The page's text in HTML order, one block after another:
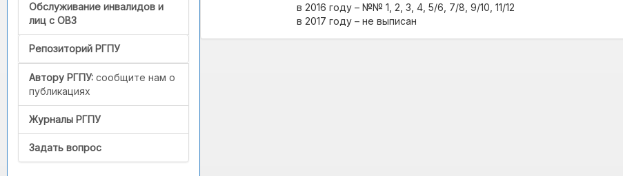
Обслуживание инвалидов и
лиц с ОВЗ
Репозиторий РГПУ
Автору РГПУ: сообщите нам о
публикациях
Журналы РГПУ
Задать вопрос
в 2016 году – №№ 1, 2, 3, 4, 5/6, 7/8, 9/10, 11/12
в 2017 году – не выписан